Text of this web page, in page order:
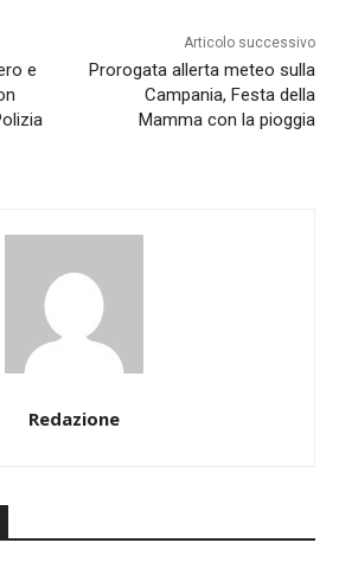
e
Articolo successivo
Prorogata allerta meteo sulla
Campania, Festa della
Mamma con la pioggia
Redazione